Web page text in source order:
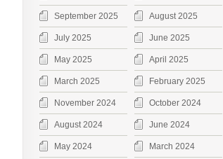
September 2025 August 2025
July 2025 June 2025
May 2025 April 2025
March 2025 February 2025
November 2024 October 2024
August 2024 June 2024
May 2024 March 2024